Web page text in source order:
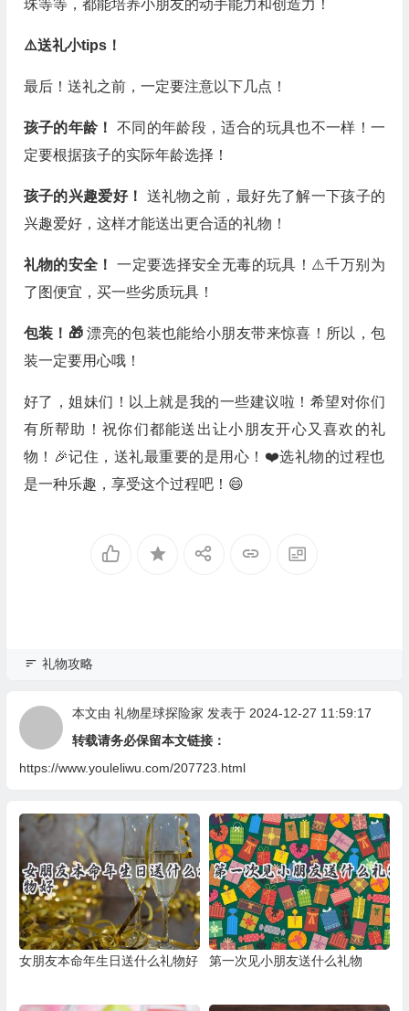
珠等等，都能培养小朋友的动手能力和创造力！
⚠️送礼小tips！
最后！送礼之前，一定要注意以下几点！
孩子的年龄！不同的年龄段，适合的玩具也不一样！一
定要根据孩子的实际年龄选择！
孩子的兴趣爱好！ 送礼物之前，最好先了解一下孩子的
兴趣爱好，这样才能送出更合适的礼物！
礼物的安全！一定要选择安全无毒的玩具！⚠️千万别为
了图便宜，买一些劣质玩具！
包装！🎁漂亮的包装也能给小朋友带来惊喜！所以，包
装一定要用心哦！
好了，姐妹们！以上就是我的一些建议啦！希望对你们
有所帮助！祝你们都能送出让小朋友开心又喜欢的礼
物！🎉记住，送礼最重要的是用心！❤️选礼物的过程也
是一种乐趣，享受这个过程吧！😄
礼物攻略
本文由 礼物星球探险家 发表于 2024-12-27 11:59:17
转载请务必保留本文链接：
https://www.youleliwu.com/207723.html
女朋友本命年生日送什么礼物好 第一次见小朋友送什么礼物